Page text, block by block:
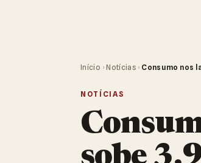
Início › Notícias › Consumo nos
NOTÍCIAS